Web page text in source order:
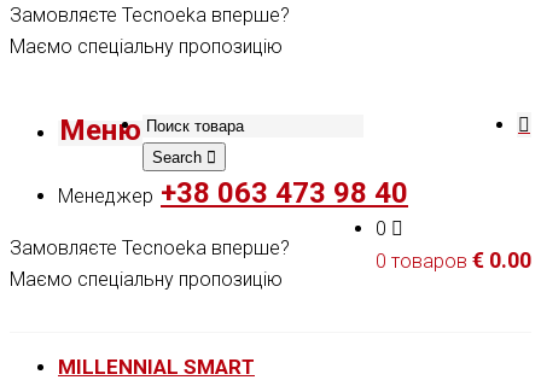
Замовляєте Tecnoeka вперше?
Маємо спеціальну пропозицію
Меню
Search
Менеджер +38 063 473 98 40
0
0 товаров € 0.00
Замовляєте Tecnoeka вперше?
Маємо спеціальну пропозицію
MILLENNIAL SMART